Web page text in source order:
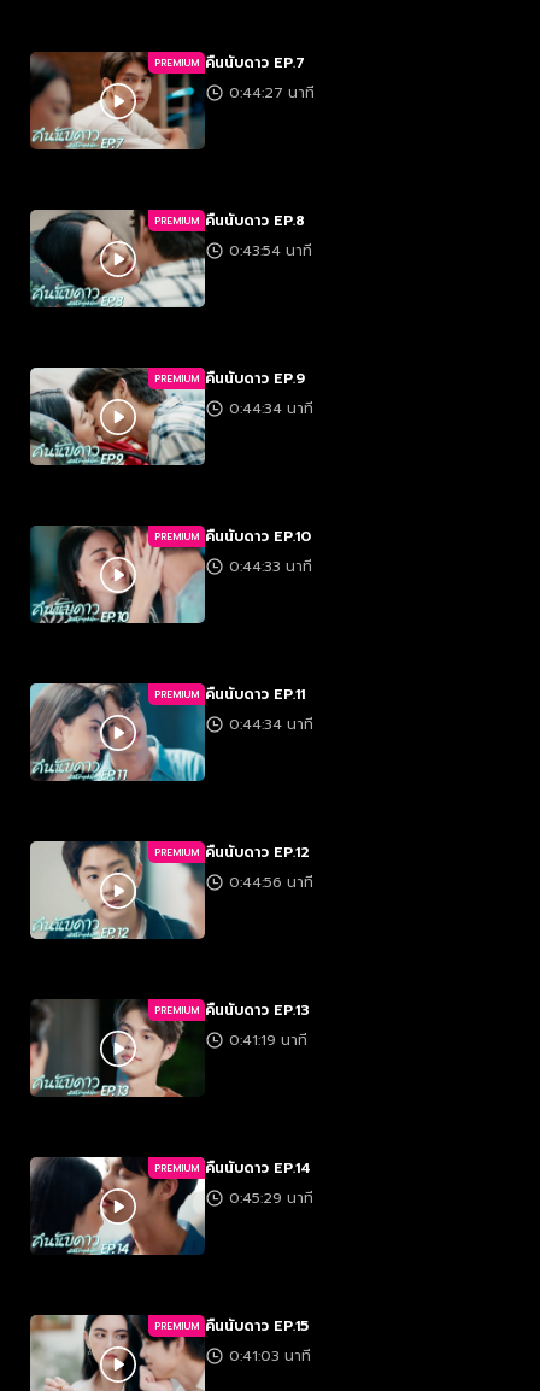
PREMIUM คืนนับดาว EP.7
0:44:27 นาที
PREMIUM คืนนับดาว EP.8
0:43:54 นาที
PREMIUM คืนนับดาว EP.9
0:44:34 นาที
PREMIUM คืนนับดาว EP.10
0:44:33 นาที
PREMIUM คืนนับดาว EP.11
0:44:34 นาที
PREMIUM คืนนับดาว EP.12
0:44:56 นาที
PREMIUM คืนนับดาว EP.13
0:41:19 นาที
PREMIUM คืนนับดาว EP.14
0:45:29 นาที
PREMIUM คืนนับดาว EP.15
0:41:03 นาที